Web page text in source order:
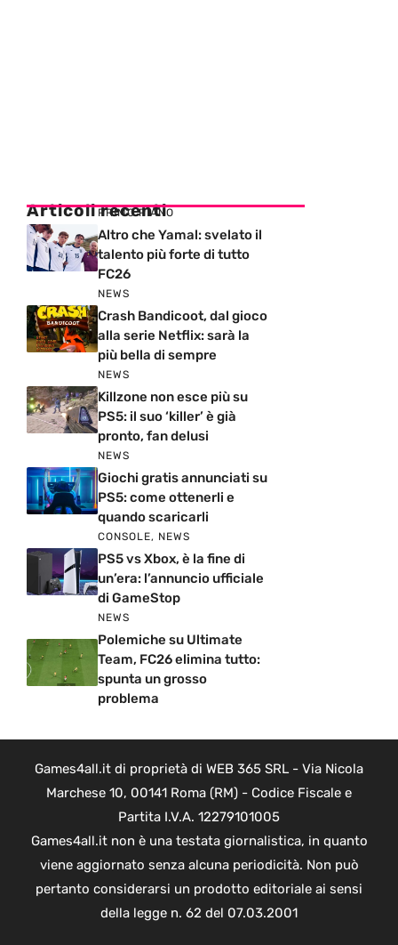
Articoli recenti
PRIMO PIANO
Altro che Yamal: svelato il
talento più forte di tutto
FC26
NEWS
Crash Bandicoot, dal gioco
alla serie Netflix: sarà la
più bella di sempre
NEWS
Killzone non esce più su
PS5: il suo ‘killer’ è già
pronto, fan delusi
NEWS
Giochi gratis annunciati su
PS5: come ottenerli e
quando scaricarli
CONSOLE, NEWS
PS5 vs Xbox, è la fine di
un’era: l’annuncio ufficiale
di GameStop
NEWS
Polemiche su Ultimate
Team, FC26 elimina tutto:
spunta un grosso
problema
Games4all.it di proprietà di WEB 365 SRL - Via Nicola
Marchese 10, 00141 Roma (RM) - Codice Fiscale e
Partita I.V.A. 12279101005
Games4all.it non è una testata giornalistica, in quanto
viene aggiornato senza alcuna periodicità. Non può
pertanto considerarsi un prodotto editoriale ai sensi
della legge n. 62 del 07.03.2001